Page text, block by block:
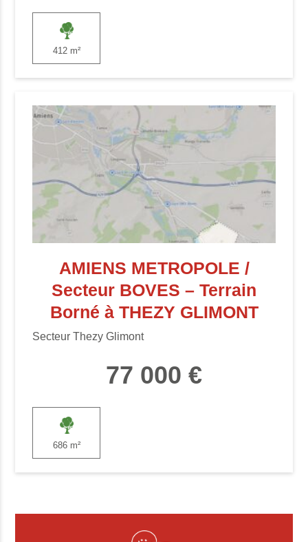
412 m²
AMIENS METROPOLE /
Secteur BOVES – Terrain
Borné à THEZY GLIMONT
Secteur Thezy Glimont
77 000 €
686 m²